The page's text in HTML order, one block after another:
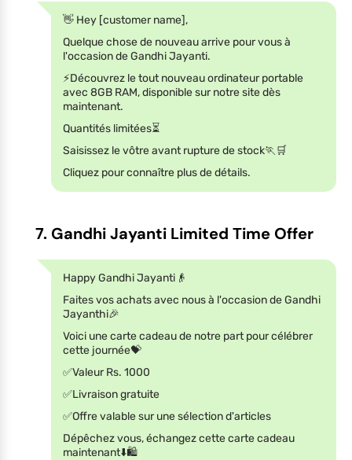
👋 Hey [customer name],
Quelque chose de nouveau arrive pour vous à
l'occasion de Gandhi Jayanti.
⚡️Découvrez le tout nouveau ordinateur portable
avec 8GB RAM, disponible sur notre site dès
maintenant.
Quantités limitées⏳
Saisissez le vôtre avant rupture de stock🏃🛒
Cliquez pour connaître plus de détails.
7. Gandhi Jayanti Limited Time Offer
Happy Gandhi Jayanti👴
Faites vos achats avec nous à l'occasion de Gandhi
Jayanthi🎉
Voici une carte cadeau de notre part pour célébrer
cette journée💝
✅Valeur Rs. 1000
✅Livraison gratuite
✅Offre valable sur une sélection d'articles
Dépêchez vous, échangez cette carte cadeau
maintenant⬇️🛍️